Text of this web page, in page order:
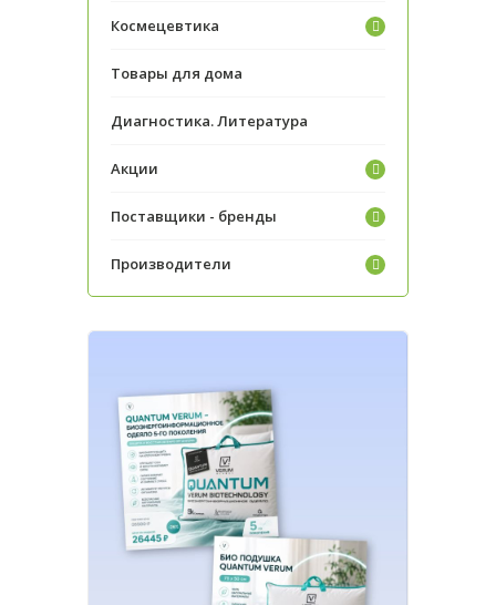
Космецевтика
Товары для дома
Диагностика. Литература
Акции
Поставщики - бренды
Производители